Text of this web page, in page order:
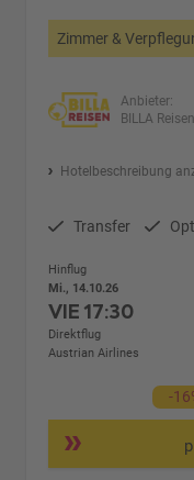
Zimmer &
Anbieter:
BILLA Reisen
Hotelbeschreibung
Transfer
Hinflug
Mi., 14.10.26
VIE17:30
Direktflug
Austrian Airlines
-